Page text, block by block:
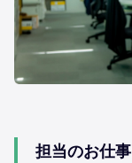
担当のお仕